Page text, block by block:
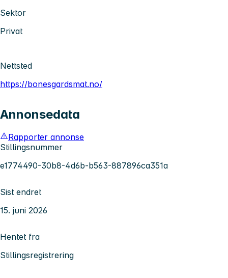
Sektor
Privat
Nettsted
https://bonesgardsmat.no/
Annonsedata
Rapporter annonse
Stillingsnummer
e1774490-30b8-4d6b-b563-887896ca351a
Sist endret
15. juni 2026
Hentet fra
Stillingsregistrering